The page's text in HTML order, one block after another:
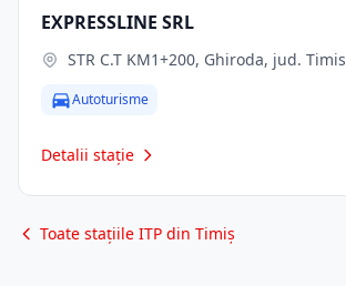
EXPRESSLINE SRL
STR C.T KM1+200, Ghiroda, jud. Timis
Autoturisme
Detalii stație
Toate stațiile ITP din Timiș